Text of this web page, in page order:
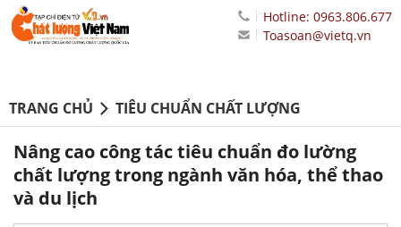
Hotline: 0963.806.677
Toasoan@vietq.vn
TRANG CHỦ TIÊU CHUẨN CHẤT LƯỢNG
Nâng cao công tác tiêu chuẩn đo lường
chất lượng trong ngành văn hóa, thể thao
và du lịch